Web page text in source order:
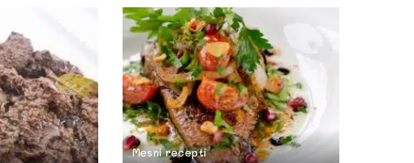
Mesni recepti